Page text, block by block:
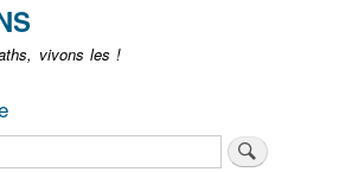
vivons les !